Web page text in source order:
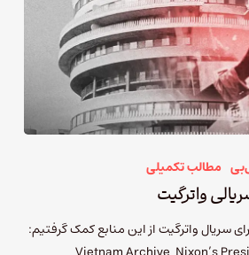
مطالب تکمیلی
واترگیت
سریال واترگیت از این منابع کمک گرفتیم: